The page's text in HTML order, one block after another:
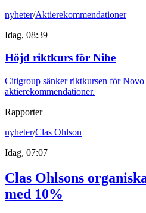
nyheter/Aktierekommendationer
Idag, 08:39
Höjd riktkurs för Nibe
Citigroup sänker riktkursen för
aktierekommendationer.
Rapporter
nyheter/Clas Ohlson
Idag, 07:07
Clas Ohlsons
med 10%